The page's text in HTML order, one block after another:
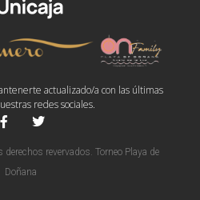
actualizado/a con las últimas
redes sociales.
revervados. Torneo Playa de
Doñana